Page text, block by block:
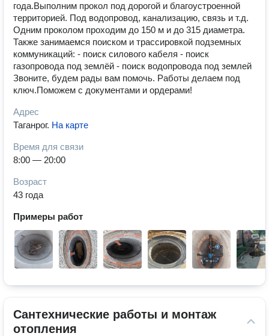
года.Выполним прокол под дорогой и благоустроенной
территорией. Под водопровод, канализацию, связь и т.д.
Одним проколом проходим до 150 м и до 315 диаметра.
Также занимаемся поиском и трассировкой подземных
коммуникаций: - поиск силового кабеля - поиск
газопровода под землёй - поиск водопровода под землей
Звоните, будем рады вам помочь. Работы делаем под
ключ.Поможем с документами и ордерами!
Адрес
Таганрог. На карте
Время для связи
8:00 — 20:00
Возраст
43 года
Примеры работ
Сантехнические работы и монтаж
отопления